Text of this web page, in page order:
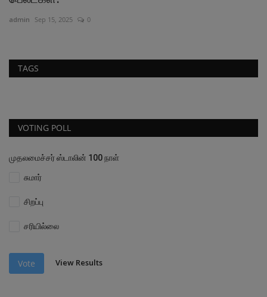
admin Sep 15, 2025 0
TAGS
VOTING POLL
முதலமைச்சர் ஸ்டாலின் 100 நாள்
சுமார்
சிறப்பு
சரியில்லை
Vote View Results